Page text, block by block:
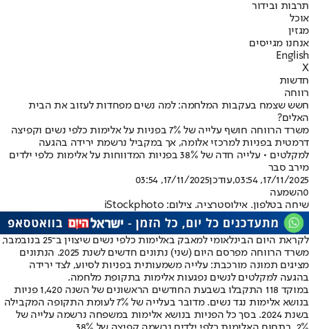
תרבות ובידור
אוכל
מגזין
אנחנו מגייסים
English
X
חדשות
רווחה
חשש שצמח בעקבות המלחמה: למה נשים מפחדות לעזוב את הבית
האלים?
משרד הרווחה חושף עלייה של 7% בפניות על אלימות כלפי נשים וקפיצה
דרמטית בפניות למרכזי אלומה, אך במקביל נרשמת ירידה בהגעה
למקלטים • עלייה חדה של 38% בפניות המדווחות על אלימות כלפי ילדים
מירב סבר
17/11/2025, 03:54
,עודכן17/11/2025, 03:54
0השמעה
שיחה בטלפון. אילוסטרציה. צילום: iStockphoto
לקראת היום הבינלאומי למאבק באלימות כלפי נשים שיצוין ב־25 בנובמבר,
משרד הרווחה מפרסם היום (שני) נתונים חדשים לשנת 2025. הנתונים
מציגים תמונה מורכבת: עלייה משמעותית בפניות לסיוע, לצד ירידה
בהגעה למקלטים לנשים נפגעות אלימות בתקופת מלחמה.
במוקד 118 התקבלו בשבעת החודשים הראשונים של השנה 1,420 פניות
בנושא אלימות נגד נשים. מדובר בעלייה של 7% לעומת התקופה המקבילה
בשנת 2024. בסך כל הפניות בנושא אלימות במשפחה נרשמה עלייה של